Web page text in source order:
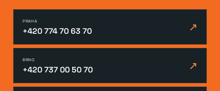
PRAHA
+420 774 70 63 70 ↗
BRNO
+420 737 00 50 70 ↗